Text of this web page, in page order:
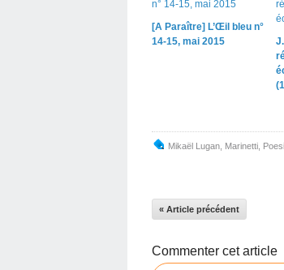
[A Paraître] L’Œil bleu n°
14-15, mai 2015
Mikaël Lugan Marinetti
« Article précédent
Commenter cet article